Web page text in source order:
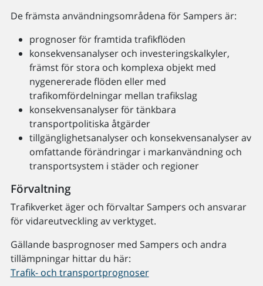
De främsta användningsområdena för Sampers är:
prognoser för framtida trafikflöden
konsekvensanalyser och investeringskalkyler,
främst för stora och komplexa objekt med
nygenererade flöden eller med
trafikomfördelningar mellan trafikslag
konsekvensanalyser för tänkbara
transportpolitiska åtgärder
tillgänglighetsanalyser och konsekvensanalyser av
omfattande förändringar i markanvändning och
transportsystem i städer och regioner
Förvaltning
Trafikverket äger och förvaltar Sampers och ansvarar
för vidareutveckling av verktyget.
Gällande basprognoser med Sampers och andra
tillämpningar hittar du här:
Trafik- och transportprognoser